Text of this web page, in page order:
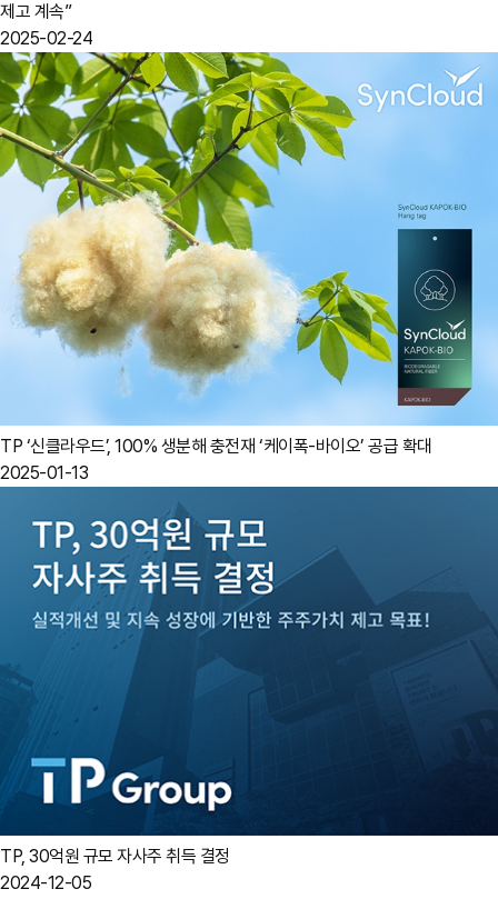
제고 계속”
2025-02-24
TP ‘신클라우드’, 100% 생분해 충전재 ‘케이폭-바이오’ 공급 확대
2025-01-13
TP, 30억원 규모 자사주 취득 결정
2024-12-05